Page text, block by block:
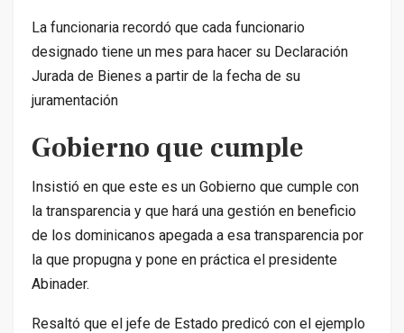
La funcionaria recordó que cada funcionario
designado tiene un mes para hacer su Declaración
Jurada de Bienes a partir de la fecha de su
juramentación
Gobierno que cumple
Insistió en que este es un Gobierno que cumple con
la transparencia y que hará una gestión en beneficio
de los dominicanos apegada a esa transparencia por
la que propugna y pone en práctica el presidente
Abinader.
Resaltó que el jefe de Estado predicó con el ejemplo